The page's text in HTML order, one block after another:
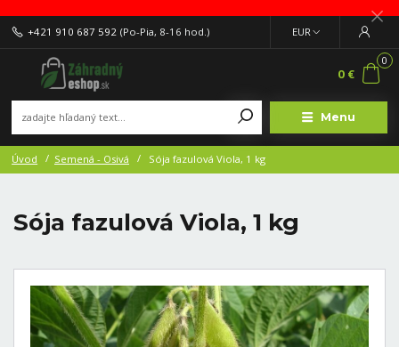
Menu
EUR
+421 910 687 592 (Po-Pia, 8-16 hod.)
0
0 €
Úvod Semená - Osivá Sója fazulová Viola, 1 kg
Sója fazulová Viola, 1 kg